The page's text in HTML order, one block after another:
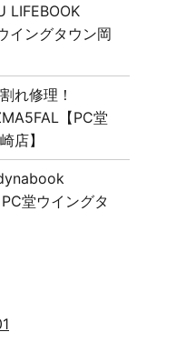
LIFEBOOK
イングタウン岡
れ修理！
【PC堂
店】
堂ウイングタ